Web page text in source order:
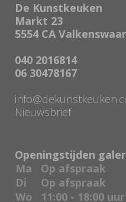
De Kunstkeuken
Markt 23
5554 CA
040 2016814
06 30478167
Nieuwsbrief
Openingstijden
Ma
Op afspraak
Di
Op afspraak
Wo
11:00 - 18:00 uur